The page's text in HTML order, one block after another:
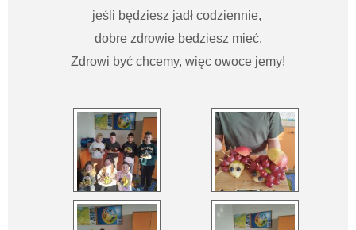
jeśli będziesz jadł codziennie,
dobre zdrowie bedziesz mieć.
Zdrowi być chcemy, więc owoce jemy!